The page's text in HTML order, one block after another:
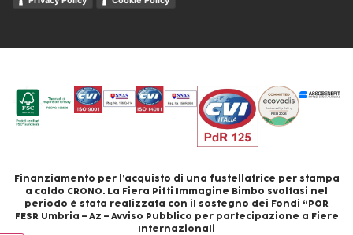
Finanziamento per l’acquisto di una fustellatrice per stampa
a caldo CRONO. La Fiera Pitti Immagine Bimbo svoltasi nel
periodo è stata realizzata con il sostegno dei Fondi “POR
FESR Umbria – Az – Avviso Pubblico per partecipazione a Fiere
Internazionali